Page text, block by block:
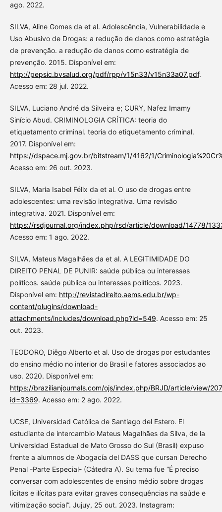
ago. 2022.
SILVA, Aline Gomes da et al. Adolescência, Vulnerabilidade e
Uso Abusivo de Drogas: a redução de danos como estratégia
de prevenção. a redução de danos como estratégia de
prevenção. 2015. Disponível em:
http://pepsic.bvsalud.org/pdf/rpp/v15n33/v15n33a07.pdf.
Acesso em: 28 jul. 2022.
SILVA, Luciano André da Silveira e; CURY, Nafez Imamy
Sinício Abud. CRIMINOLOGIA CRÍTICA: teoria do
etiquetamento criminal. teoria do etiquetamento criminal.
2017. Disponível em:
https://dspace.mj.gov.br/bitstream/1/4162/1/
Acesso em: 26 out. 2023.
SILVA, Maria Isabel Félix da et al. O uso de drogas entre
adolescentes: uma revisão integrativa. Uma revisão
integrativa. 2021. Disponível em:
https://rsdjournal.org/index.php/rsd/article/download/14778/
Acesso em: 1 ago. 2022.
SILVA, Mateus Magalhães da et al. A LEGITIMIDADE DO
DIREITO PENAL DE PUNIR: saúde pública ou interesses
políticos. saúde pública ou interesses políticos. 2023.
Disponível em: http://revistadireito.aems.edu.br/wp-
content/plugins/download-
attachments/includes/download.php?id=549. Acesso em: 25
out. 2023.
TEODORO, Diêgo Alberto et al. Uso de drogas por estudantes
do ensino médio no interior do Brasil e fatores associados ao
uso. 2020. Disponível em:
https://brazilianjournals.com/ojs/index.php/BRJD/article/view/
id=3369. Acesso em: 2 ago. 2022.
UCSE, Universidad Católica de Santiago del Estero. El
estudiante de intercambio Mateus Magalhães da Silva, de la
Universidad Estadual de Mato Grosso do Sul (Brasil) expuso
frente a alumnos de Abogacía del DASS que cursan Derecho
Penal -Parte Especial- (Cátedra A). Su tema fue “É preciso
conversar com adolescentes de ensino médio sobre drogas
lícitas e ilícitas para evitar graves consequências na saúde e
vitimização social”. Jujuy, 25 out. 2023. Instagram: